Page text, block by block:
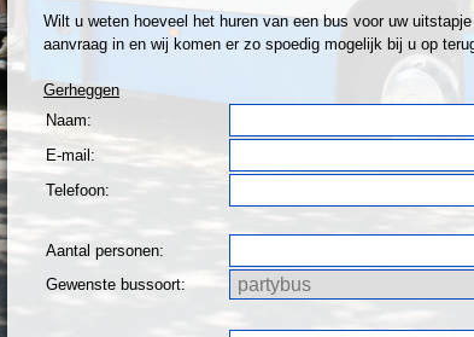
Wilt u weten hoeveel het huren van een bus voor uw
aanvraag in en wij komen er zo spoedig mogelijk bij u op
Gerheggen
Naam:
E-mail:
Telefoon:
Aantal personen:
Gewenste bussoort: